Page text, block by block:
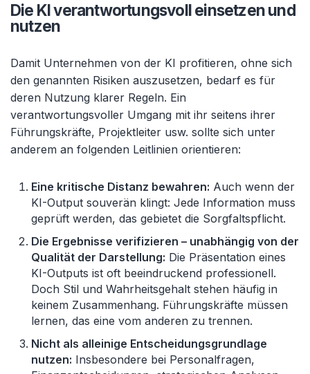
Die KI verantwortungsvoll einsetzen und
nutzen
Damit Unternehmen von der KI profitieren, ohne sich
den genannten Risiken auszusetzen, bedarf es für
deren Nutzung klarer Regeln. Ein
verantwortungsvoller Umgang mit ihr seitens ihrer
Führungskräfte, Projektleiter usw. sollte sich unter
anderem an folgenden Leitlinien orientieren:
Eine kritische Distanz bewahren: Auch wenn der
KI-Output souverän klingt: Jede Information muss
geprüft werden, das gebietet die Sorgfaltspflicht.
Die Ergebnisse verifizieren – unabhängig von der
Qualität der Darstellung: Die Präsentation eines
KI-Outputs ist oft beeindruckend professionell.
Doch Stil und Wahrheitsgehalt stehen häufig in
keinem Zusammenhang. Führungskräfte müssen
lernen, das eine vom anderen zu trennen.
Nicht als alleinige Entscheidungsgrundlage
nutzen: Insbesondere bei Personalfragen,